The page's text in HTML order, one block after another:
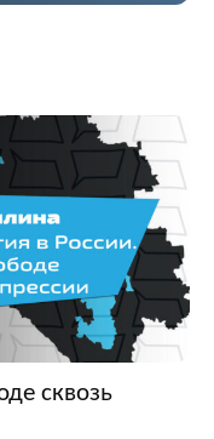
сквозь